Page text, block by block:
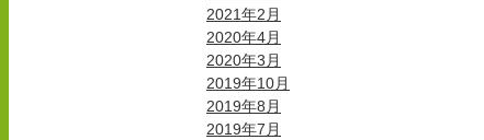
2021年2月
2020年4月
2020年3月
2019年10月
2019年8月
2019年7月